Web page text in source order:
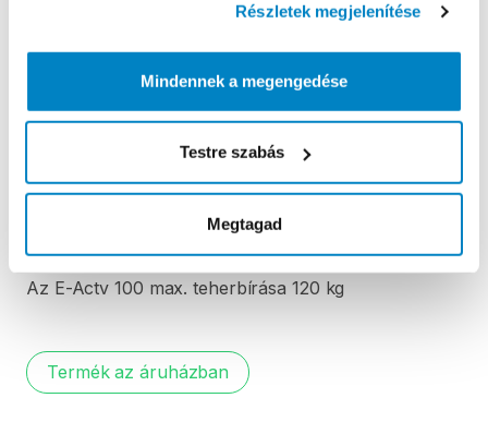
Részletek megjelenítése
Mindennek a megengedése
Testre szabás
Megtagad
kényelmesebb testtartáshoz.
méretet a
kerékpározásért (nyújtott testhelyzet).
Súly
Max. teherbírás:
Az E-Actv 100 max. teherbírása 120 kg
Termék az áruházban